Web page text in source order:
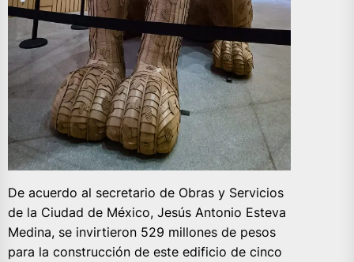
De acuerdo al secretario de Obras y Servicios
de la Ciudad de México, Jesús Antonio Esteva
Medina, se invirtieron 529 millones de pesos
para la construcción de este edificio de cinco